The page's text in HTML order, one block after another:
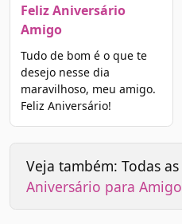
Feliz Aniversário
Amigo
Tudo de bom é o que te
desejo nesse dia
maravilhoso, meu amigo.
Feliz Aniversário!
Veja também: Todas as
Aniversário para Amigo